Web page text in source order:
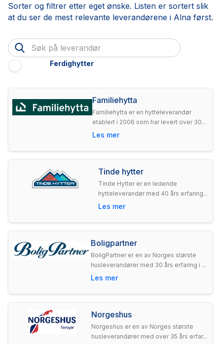
Sorter og filtrer etter eget ønske. Listen er sortert slik
at du ser de mest relevante leverandørene i Alna først.
Ferdighytter
Familiehytta
Familiehytta er en hytteleverandør
etablert i 2006 som har levert over 30...
Les mer
Tinde hytter
Tinde Hytter er en ledende
hytteleverandør med 40 års erfaring...
Les mer
Boligpartner
BoligPartner er en av Norges største
husleverandører med 30 års erfaring i ...
Les mer
Norgeshus
Norgeshus er en av Norges største
husleverandører med over 35 års erfar...